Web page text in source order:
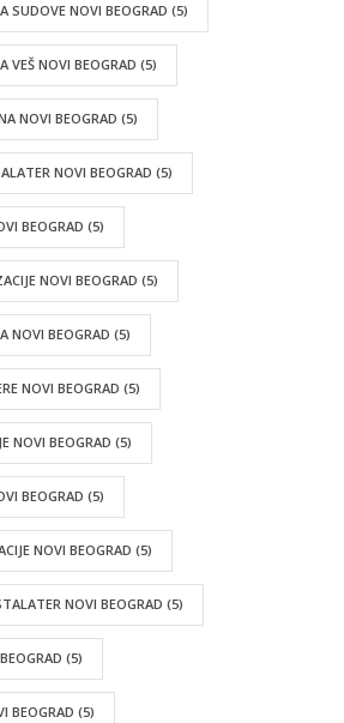
SUDOVE NOVI BEOGRAD (5)
VEŠ NOVI BEOGRAD (5)
NOVI BEOGRAD (5)
NOVI BEOGRAD (5)
BEOGRAD (5)
NOVI BEOGRAD (5)
NOVI BEOGRAD (5)
NOVI BEOGRAD (5)
NOVI BEOGRAD (5)
BEOGRAD (5)
NOVI BEOGRAD (5)
NOVI BEOGRAD (5)
(5)
BEOGRAD (5)